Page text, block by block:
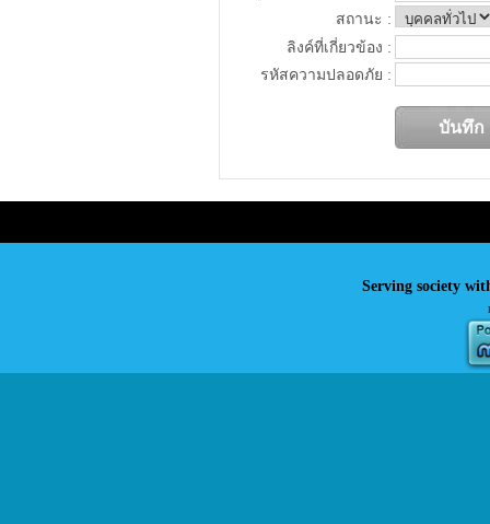
สถานะ :
ลิงค์ที่เกี่ยวข้อง :
รหัสความปลอดภัย :
Serving society